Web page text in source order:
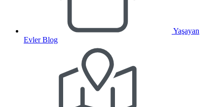
Yaşayan
Evler Blog